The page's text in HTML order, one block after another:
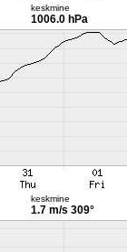
keskmine
1006.0 hPa
keskmine
1.7 m/s 309°